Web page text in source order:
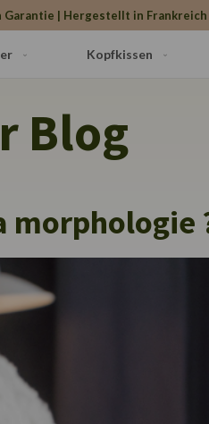
| Hergestellt in
Kopfkissen
Blog
morphologie